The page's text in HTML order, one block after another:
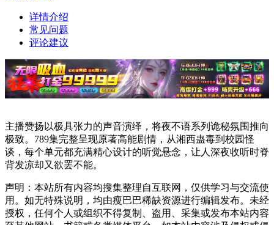
详情介绍
常见问题
评论建议
主播赞扬以极具张力的声音演绎，将夜不语系列诡秘氛围推向
极致。789集完整呈现原著高能剧情，从湘西蛊毒到校园怪
谈，每个单元都充满精心设计的听觉悬念，让人深夜收听时脊
背发凉却又欲罢不能。
声明：本站所有内容均搜集整理自互联网，仅供学习与交流使
用。如无特殊说明，均由瘦巴巴稀缺资源进行编辑发布。未经
授权，任何个人或组织不得复制、盗用、采集或发布本站内容